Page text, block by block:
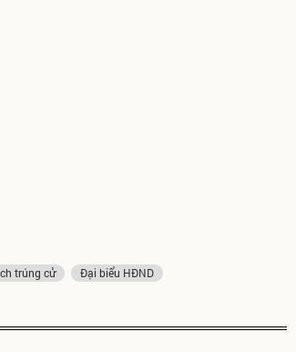
trúng cử
Đại biểu HĐND